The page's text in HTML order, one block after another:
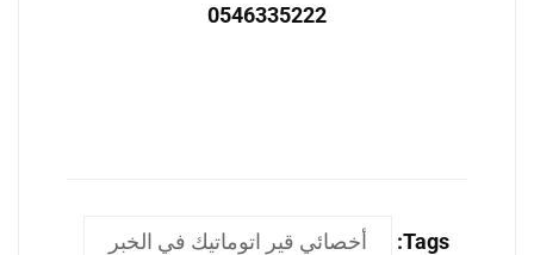
0546335222
Tags: أخصائي قير اتوماتيك في الخبر